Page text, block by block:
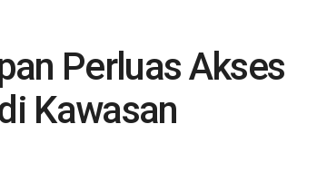
Perluas Akses
Kawasan